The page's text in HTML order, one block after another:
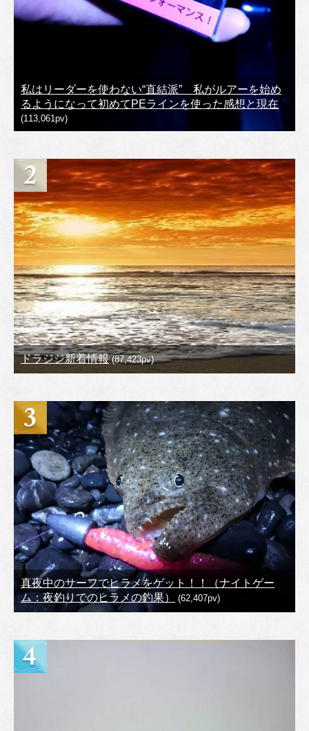
私はリーダーを使わない“直結派” 私がルアーを始め
るようになって初めてPEラインを使った感想と現在
(113,061pv)
ドラジジ新着情報(87,423pv)
真夜中のサーフでヒラメをゲット！！（ナイトゲー
ム：夜釣りでのヒラメの釣果）
(62,407pv)